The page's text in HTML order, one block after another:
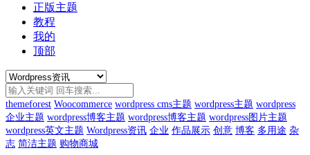
正版主题
教程
我的
顶部
themeforest Woocommerce wordpress cms主题 wordpress主题 wordpress
企业主题 wordpress博客主题 wordpress博客主题 wordpress图片主题
wordpress英文主题 Wordpress资讯 企业 作品展示 创意 博客 多用途 杂
志 简洁主题 购物商城